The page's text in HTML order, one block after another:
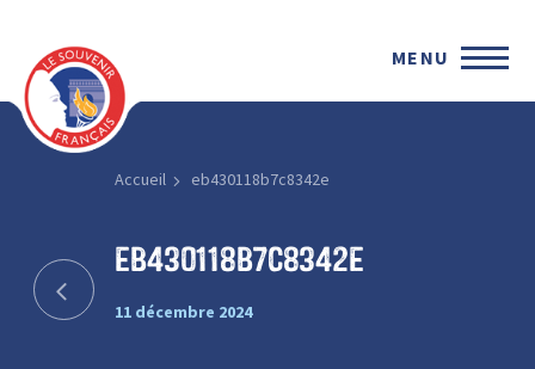
MENU
Accueil eb430118b7c8342e
eb430118b7c8342e
11 décembre 2024